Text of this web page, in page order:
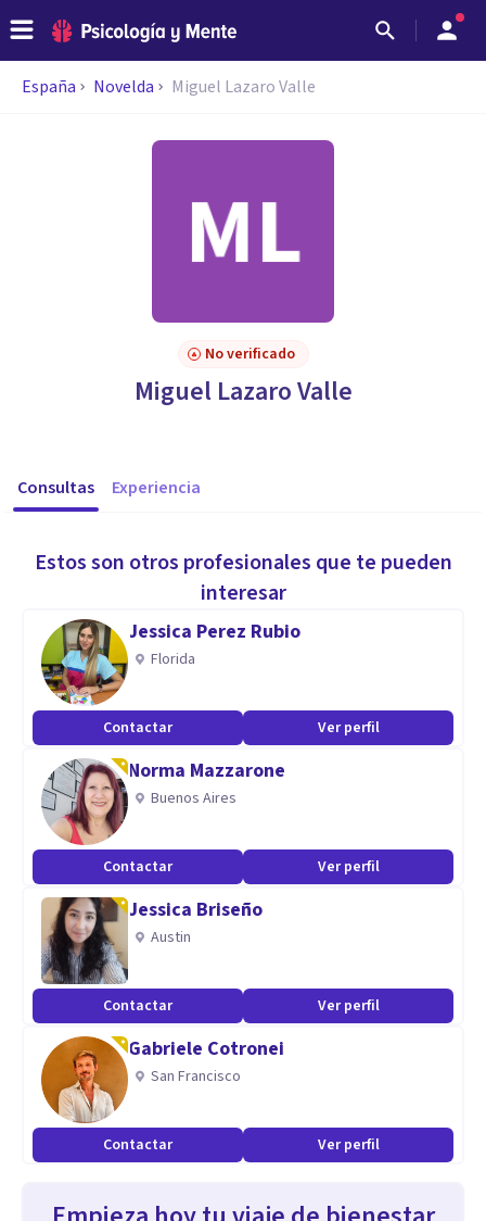
España Novelda Miguel Lazaro Valle
No verificado
Miguel Lazaro Valle
Consultas Experiencia
Estos son otros profesionales que te pueden
interesar
Jessica Perez Rubio
Florida
Contactar Ver perfil
Norma Mazzarone
Buenos Aires
Contactar Ver perfil
Jessica Briseño
Austin
Contactar Ver perfil
Gabriele Cotronei
San Francisco
Contactar Ver perfil